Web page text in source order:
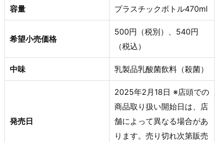
容量 プラスチックボトル470ml
希望小売価格
500円（税別）、540円
（税込）
中味 乳製品乳酸菌飲料（殺菌）
発売日
2025年2月18日 ※店頭での
商品取り扱い開始日は、店
舗によって異なる場合があ
ります。売り切れ次第販売